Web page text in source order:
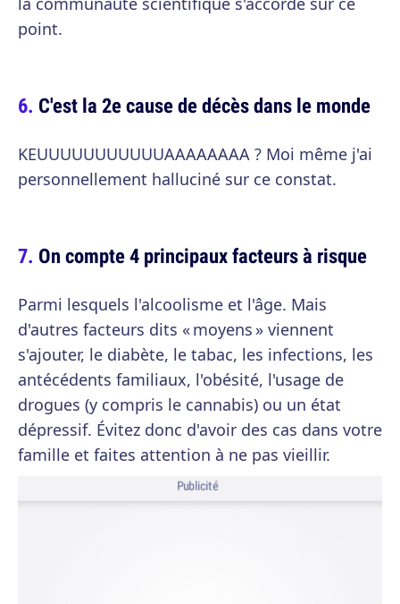
point.
C'est la 2e cause de décès dans le monde
KEUUUUUUUUUUUAAAAAAAA ? Moi même j'ai
personnellement halluciné sur ce constat.
On compte 4 principaux facteurs à risque
Parmi lesquels l'alcoolisme et l'âge. Mais
d'autres facteurs dits « moyens » viennent
s'ajouter, le diabète, le tabac, les infections, les
antécédents familiaux, l'obésité, l'usage de
drogues (y compris le cannabis) ou un état
dépressif. Évitez donc d'avoir des cas dans votre
famille et faites attention à ne pas vieillir.
Publicité